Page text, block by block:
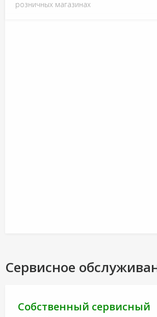
розничных магазинах
Сервисное
Собственный сервисный